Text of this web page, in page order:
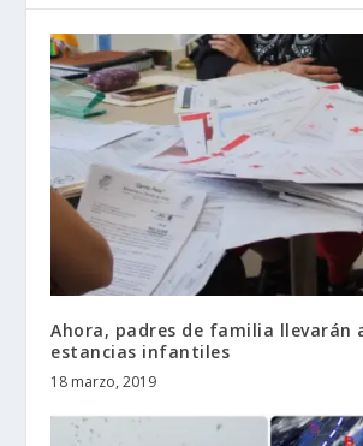
Ahora, padres de familia llevarán
estancias infantiles
18 marzo, 2019